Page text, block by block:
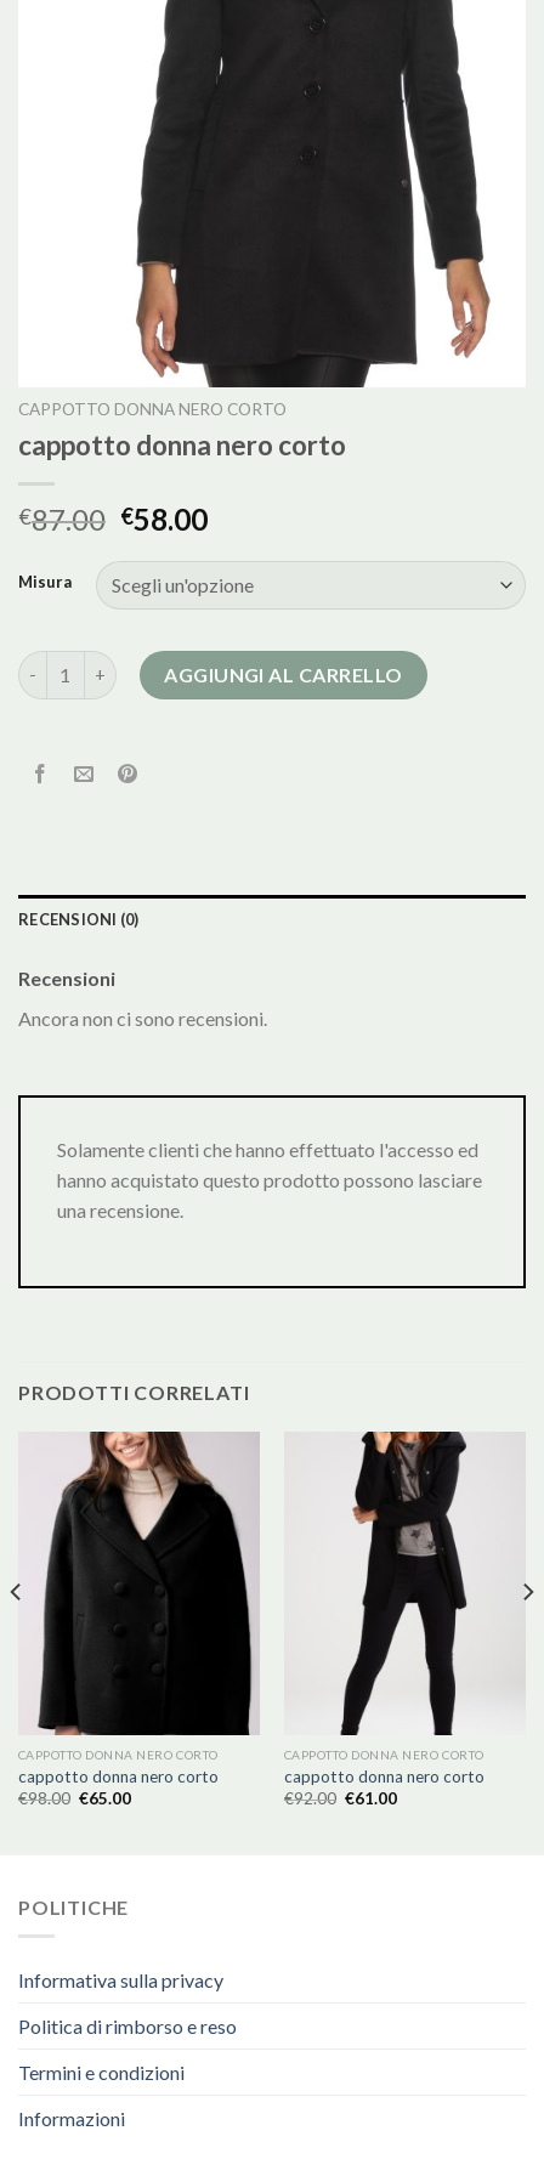
CAPPOTTO DONNA NERO CORTO
cappotto donna nero corto
€87.00 €58.00
Misura
cappotto donna nero corto quantità
AGGIUNGI AL CARRELLO
RECENSIONI (0)
Recensioni
Ancora non ci sono recensioni.
Solamente clienti che hanno effettuato l'accesso ed
hanno acquistato questo prodotto possono lasciare
una recensione.
PRODOTTI CORRELATI
CAPPOTTO DONNA NERO CORTO
cappotto donna nero corto
€98.00 €65.00
CAPPOTTO DONNA NERO CORTO
cappotto donna nero corto
€92.00 €61.00
POLITICHE
Informativa sulla privacy
Politica di rimborso e reso
Termini e condizioni
Informazioni